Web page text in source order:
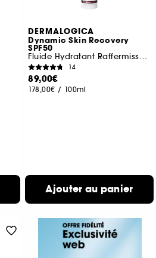
DERMALOGICA
Dynamic Skin Recovery
SPF50
Fluide Hydratant Raffermissant SPF50
14
89,00€
178,00€ / 100ml
Ajouter au panier